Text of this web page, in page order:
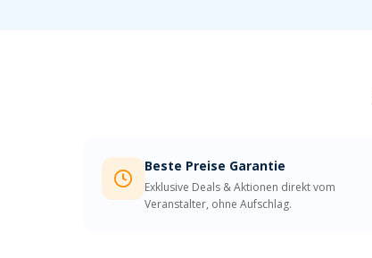
Beste Preise Garantie
Exklusive Deals & Aktionen direkt vom
Veranstalter, ohne Aufschlag.